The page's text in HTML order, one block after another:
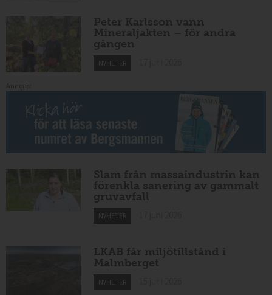
Peter Karlsson vann
Mineraljakten – för andra
gången
NYHETER
Slam från massaindustrin kan
förenkla sanering av gammalt
gruvavfall
NYHETER
LKAB får miljötillstånd i
Malmberget
NYHETER